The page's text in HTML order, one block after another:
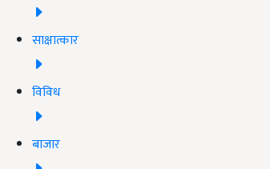
साक्षात्कार
विविध
बाजार